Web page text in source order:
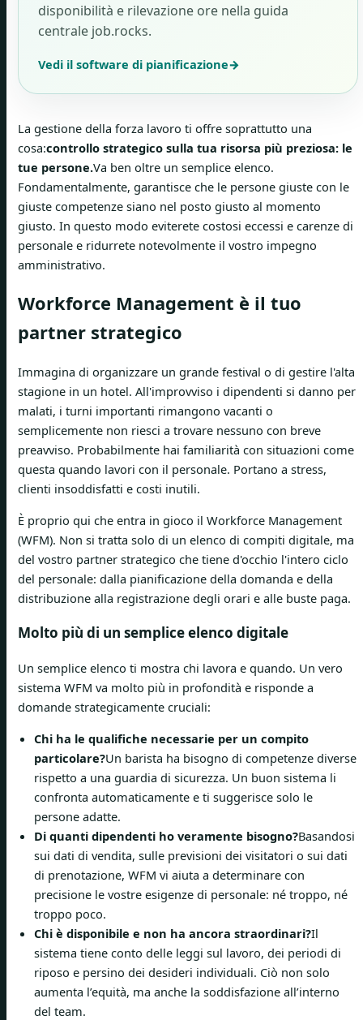
disponibilità e rilevazione ore nella guida
centrale job.rocks.
Vedi il software di pianificazione→
La gestione della forza lavoro ti offre soprattutto una
cosa:controllo strategico sulla tua risorsa più preziosa: le
tue persone.Va ben oltre un semplice elenco.
Fondamentalmente, garantisce che le persone giuste con le
giuste competenze siano nel posto giusto al momento
giusto. In questo modo eviterete costosi eccessi e carenze di
personale e ridurrete notevolmente il vostro impegno
amministrativo.
Workforce Management è il tuo
partner strategico
Immagina di organizzare un grande festival o di gestire l'alta
stagione in un hotel. All'improvviso i dipendenti si danno per
malati, i turni importanti rimangono vacanti o
semplicemente non riesci a trovare nessuno con breve
preavviso. Probabilmente hai familiarità con situazioni come
questa quando lavori con il personale. Portano a stress,
clienti insoddisfatti e costi inutili.
È proprio qui che entra in gioco il Workforce Management
(WFM). Non si tratta solo di un elenco di compiti digitale, ma
del vostro partner strategico che tiene d'occhio l'intero ciclo
del personale: dalla pianificazione della domanda e della
distribuzione alla registrazione degli orari e alle buste paga.
Molto più di un semplice elenco digitale
Un semplice elenco ti mostra chi lavora e quando. Un vero
sistema WFM va molto più in profondità e risponde a
domande strategicamente cruciali:
Chi ha le qualifiche necessarie per un compito
particolare?Un barista ha bisogno di competenze diverse
rispetto a una guardia di sicurezza. Un buon sistema li
confronta automaticamente e ti suggerisce solo le
persone adatte.
Di quanti dipendenti ho veramente bisogno?Basandosi
sui dati di vendita, sulle previsioni dei visitatori o sui dati
di prenotazione, WFM vi aiuta a determinare con
precisione le vostre esigenze di personale: né troppo, né
troppo poco.
Chi è disponibile e non ha ancora straordinari?Il
sistema tiene conto delle leggi sul lavoro, dei periodi di
riposo e persino dei desideri individuali. Ciò non solo
aumenta l’equità, ma anche la soddisfazione all’interno
del team.